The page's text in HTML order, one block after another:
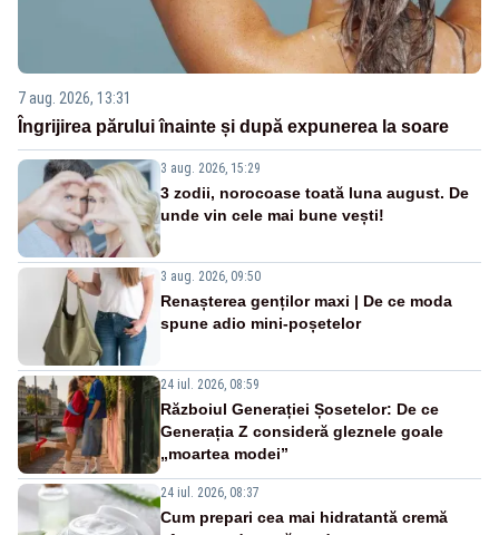
7 aug. 2026, 13:31
Îngrijirea părului înainte și după expunerea la soare
3 aug. 2026, 15:29
3 zodii, norocoase toată luna august. De
unde vin cele mai bune vești!
3 aug. 2026, 09:50
Renașterea genților maxi | De ce moda
spune adio mini-poșetelor
24 iul. 2026, 08:59
Războiul Generației Șosetelor: De ce
Generația Z consideră gleznele goale
„moartea modei”
24 iul. 2026, 08:37
Cum prepari cea mai hidratantă cremă